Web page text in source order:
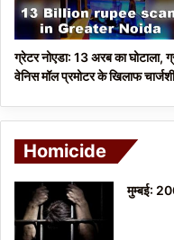
ग्रेटर नोएडा: 13 अरब का घोटाला,
वेनिस मॉल प्रमोटर के खिलाफ
Homicide
मुम्बई: